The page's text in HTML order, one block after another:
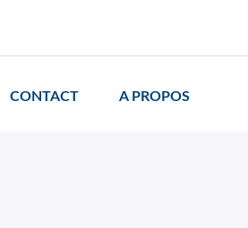
CONTACT A PROPOS